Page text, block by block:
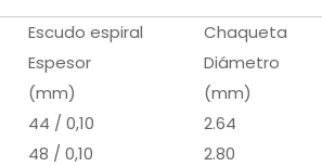
Escudo espiral Chaqueta
Espesor
(mm)
Diámetro
(mm)
44 / 0,10 2.64
48 / 0,10 2.80